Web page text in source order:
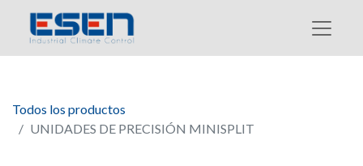
Todos los productos
UNIDADES DE PRECISIÓN MINISPLIT